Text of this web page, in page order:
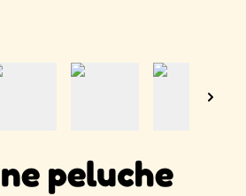
peluche